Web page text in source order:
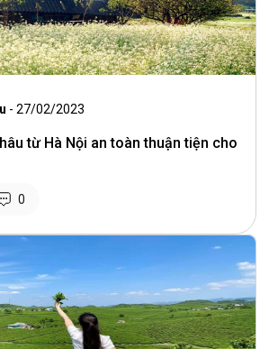
- 27/02/2023
từ Hà Nội an toàn thuận tiện cho
0